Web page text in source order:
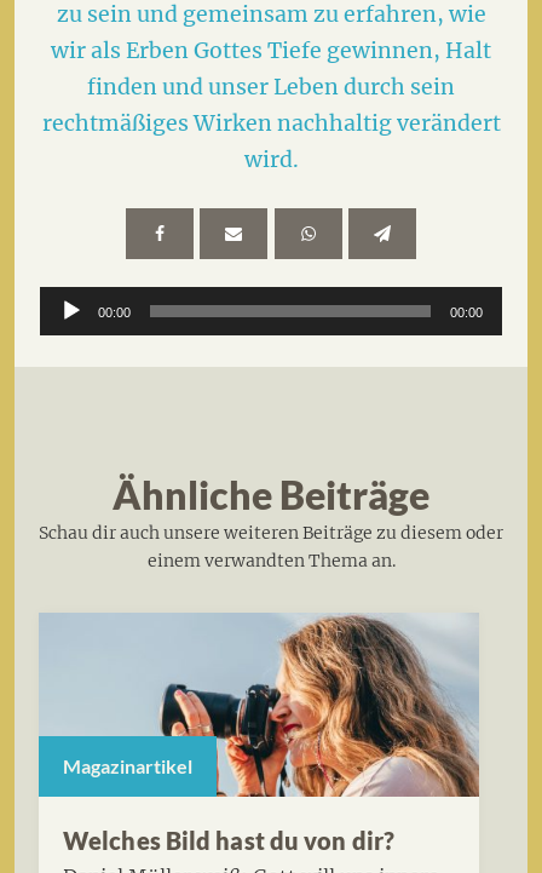
zu sein und gemeinsam zu erfahren, wie
wir als Erben Gottes Tiefe gewinnen, Halt
finden und unser Leben durch sein
rechtmäßiges Wirken nachhaltig verändert
wird.
Audio-
Player
00:00 00:00
Ähnliche Beiträge
Schau dir auch unsere weiteren Beiträge zu diesem oder
einem verwandten Thema an.
Magazinartikel
Welches Bild hast du von dir?